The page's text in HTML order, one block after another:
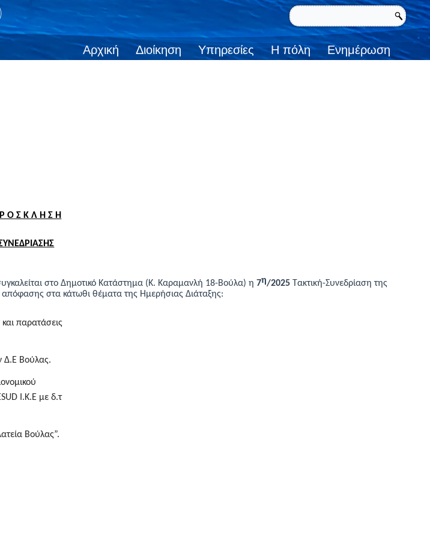
Αρχική Διοίκηση Υπηρεσίες Η πόλη Ενημέρωση
Ο Σ Κ Λ Η Σ Η
στο Δημοτικό Κατάστημα (Κ. Καραμανλή 18-Βούλα) η 7η/2025 Τακτική-Συνεδρίαση της
στα κάτωθι θέματα της Ημερήσιας Διάταξης:
παρατάσεις
Δ.Ε Βούλας.
I.K.Ε με δ.τ
Βούλας”.